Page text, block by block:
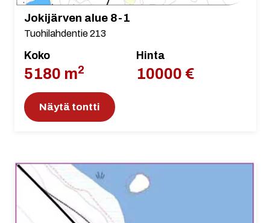
Jokijärven alue 8-1
Tuohilahdentie 213
Koko
5180 m2
Hinta
10000 €
Näytä tontti